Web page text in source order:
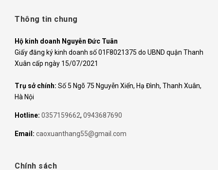
Thông tin chung
Hộ kinh doanh Nguyễn Đức Tuân
Giấy đăng ký kinh doanh số 01F8021375 do UBND quận Thanh
Xuân cấp ngày 15/07/2021
Trụ sở chính: Số 5 Ngõ 75 Nguyễn Xiển, Hạ Đình, Thanh Xuân,
Hà Nội
Hotline: 0357159662, 0943687690
Email: caoxuanthang55@gmail.com
Chính sách